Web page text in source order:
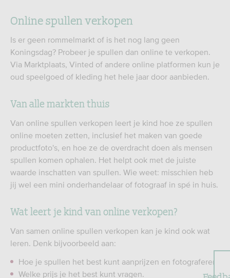
Online spullen verkopen
Is er geen rommelmarkt of is het nog lang geen
Koningsdag? Probeer je spullen dan online te verkopen.
Via Marktplaats, Vinted of andere online platformen kun je
oud speelgoed of kleding het hele jaar door aanbieden.
Van alle markten thuis
Van online spullen verkopen leert je kind hoe ze spullen
online moeten zetten, inclusief het maken van goede
productfoto's, en hoe ze de overdracht doen als mensen
spullen komen ophalen. Het helpt ook met de juiste
waarde inschatten van spullen. Wie weet: misschien heb
jij wel een mini onderhandelaar of fotograaf in spé in huis.
Wat leert je kind van online verkopen?
Van samen online spullen verkopen kan je kind ook wat
leren. Denk bijvoorbeeld aan:
Hoe je spullen het best kunt aanprijzen en fotograferen.
Welke prijs je het best kunt vragen.